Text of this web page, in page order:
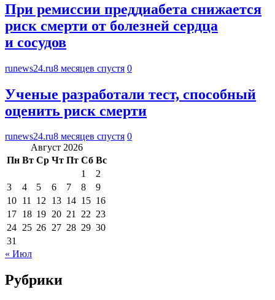
При ремиссии преддиабета снижается
риск смерти от болезней сердца
и сосудов
runews24.ru8 месяцев спустя 0
Ученые разработали тест, способный
оценить риск смерти
runews24.ru8 месяцев спустя 0
Август 2026
Пн Вт Ср Чт Пт Сб Вс
1
2
3
4 5 6 7 8
9
10 11 12 13 14 15 16
17 18 19 20 21 22 23
24 25 26 27 28 29 30
31
« Июл
Рубрики